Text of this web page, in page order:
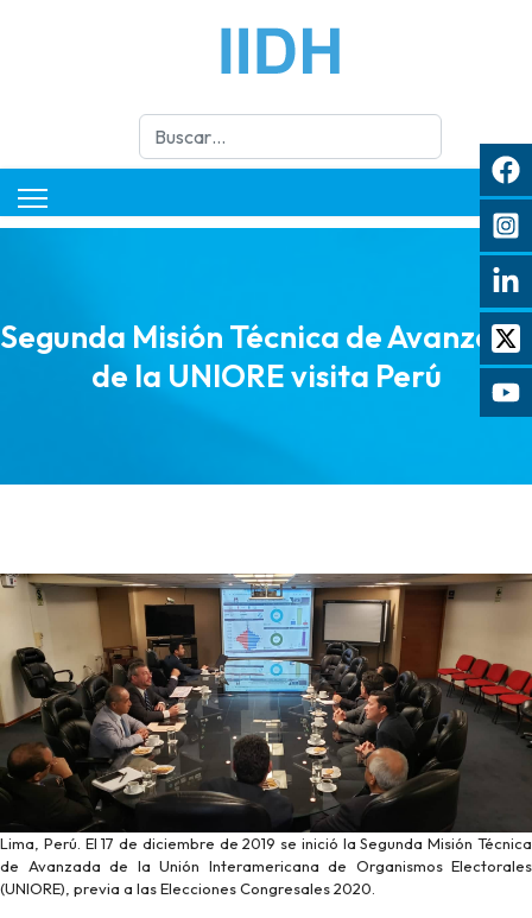
Buscar
Segunda Misión Técnica de Avanzada
de la UNIORE visita Perú
Lima, Perú. El 17 de diciembre de 2019 se inició la Segunda Misión Técnica
de Avanzada de la Unión Interamericana de Organismos Electorales
(UNIORE), previa a las Elecciones Congresales 2020.